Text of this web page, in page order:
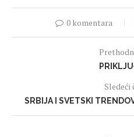
0 komentara
Sledeći
SRBIJA I SVETSKI